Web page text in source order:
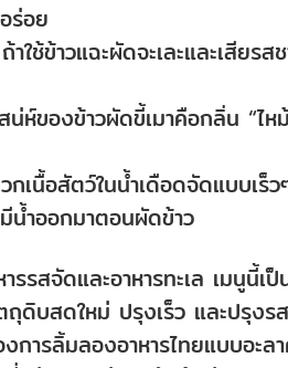
ร่อย
ใช้ข้าวแฉะผัดจะเละและเสียร
น่ห์ของข้าวผัดขี้เมาคือกลิ่น “ไห
วกเนื้อสัตว์ในน้ำเดือดจัดแบบเ
น้ำออกมาตอนผัดข้าว
รรสจัดและอาหารทะเล เมนูนี้
ดิบสดใหม่ ปรุงเร็ว และปรุงร
การลิ้มลองอาหารไทยแบบอะล